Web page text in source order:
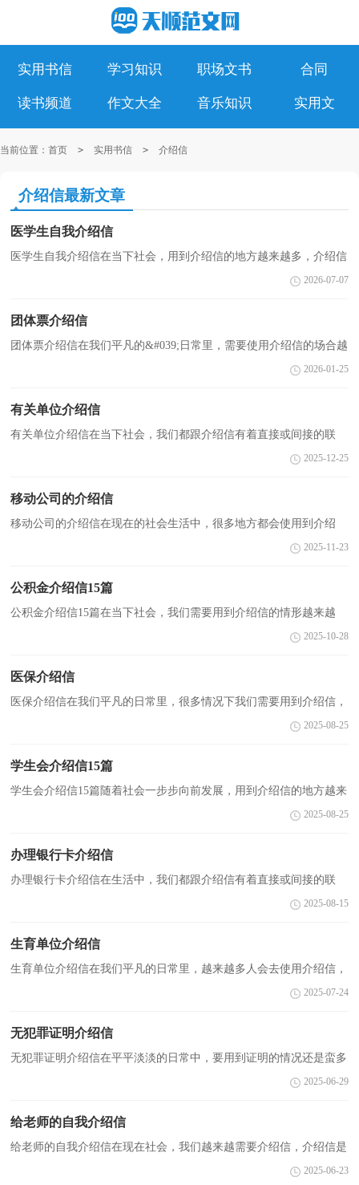
实用书信 学习知识 职场文书 合同
读书频道 作文大全 音乐知识 实用文
当前位置： 首页 > 实用书信 > 介绍信
介绍信最新文章
医学生自我介绍信
医学生自我介绍信在当下社会，用到介绍信的地方越来越多，介绍信
可以帮助对方了解我们的身份、来历，同时也赋予了我们一定的责任
2026-07-07
团体票介绍信
团体票介绍信在我们平凡的&#039;日常里，需要使用介绍信的场合越
来越多，介绍信可以使对方了解来人的身份和目的，以便得到对方的
2026-01-25
有关单位介绍信
有关单位介绍信在当下社会，我们都跟介绍信有着直接或间接的联
系，介绍信的内容包括被介绍人的姓名、身份、随访人的人数、活动
2025-12-25
移动公司的介绍信
移动公司的介绍信在现在的社会生活中，很多地方都会使用到介绍
信，介绍信有两种形式，一种是便函式的介绍信，一种是带存根的介
2025-11-23
公积金介绍信15篇
公积金介绍信15篇在当下社会，我们需要用到介绍信的情形越来越
多，介绍信是机关团体必备的具有介绍、证明作用的书信。那么，怎
2025-10-28
医保介绍信
医保介绍信在我们平凡的日常里，很多情况下我们需要用到介绍信，
介绍信可以证明持有人的&#039;身份，具有凭证性的特点。介绍信的
2025-08-25
学生会介绍信15篇
学生会介绍信15篇随着社会一步步向前发展，用到介绍信的地方越来
越多，介绍信是用来介绍联系接洽事宜的一种函件。介绍信的注意事
2025-08-25
办理银行卡介绍信
办理银行卡介绍信在生活中，我们都跟介绍信有着直接或间接的联
系，介绍信适用于单位与单位之间的工作来往所需，是一种较为正规
2025-08-15
生育单位介绍信
生育单位介绍信在我们平凡的日常里，越来越多人会去使用介绍信，
介绍信可以帮助对方了解我们的身份、来历，同时也赋予了我们一定
2025-07-24
无犯罪证明介绍信
无犯罪证明介绍信在平平淡淡的日常中，要用到证明的情况还是蛮多
的，证明是证明某个事实的一类文书。大家知道证明的格式吗？下面
2025-06-29
给老师的自我介绍信
给老师的自我介绍信在现在社会，我们越来越需要介绍信，介绍信是
用来介绍联系接洽事宜的一种函件。还是对介绍信一筹莫展吗？以下
2025-06-23